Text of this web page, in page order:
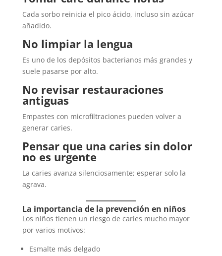
Cada sorbo reinicia el pico ácido, incluso sin azúcar
añadido.
No limpiar la lengua
Es uno de los depósitos bacterianos más grandes y
suele pasarse por alto.
No revisar restauraciones
antiguas
Empastes con microfiltraciones pueden volver a
generar caries.
Pensar que una caries sin dolor
no es urgente
La caries avanza silenciosamente; esperar solo la
agrava.
La importancia de la prevención en niños
Los niños tienen un riesgo de caries mucho mayor
por varios motivos:
Esmalte más delgado